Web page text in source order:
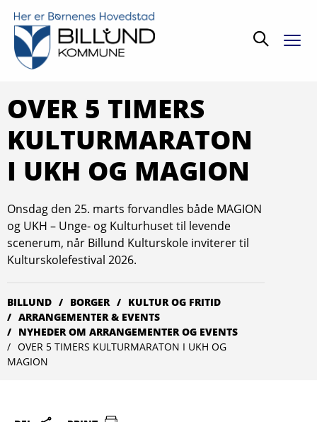
Søg
OVER 5 TIMERS
KULTURMARATON
I UKH OG MAGION
Onsdag den 25. marts forvandles både MAGION
og UKH – Unge- og Kulturhuset til levende
scenerum, når Billund Kulturskole inviterer til
Kulturskolefestival 2026.
BILLUND BORGER
KULTUR OG FRITID
ARRAN­­GEMENTER & EVENTS
NYHEDER OM ARRANGEMENTER OG EVENTS
OVER 5 TIMERS KULTURMARATON I UKH OG
MAGION